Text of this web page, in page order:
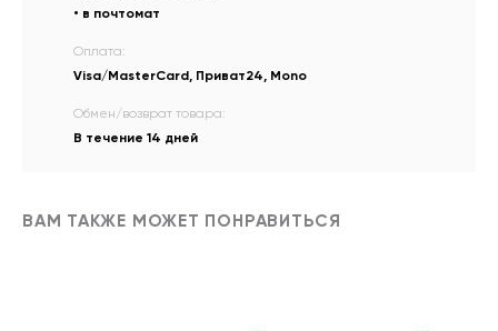
• в почтомат
Оплата:
Visa/MasterCard, Приват24, Mono
Обмен/возврат товара:
В течение 14 дней
ВАМ ТАКЖЕ МОЖЕТ ПОНРАВИТЬСЯ